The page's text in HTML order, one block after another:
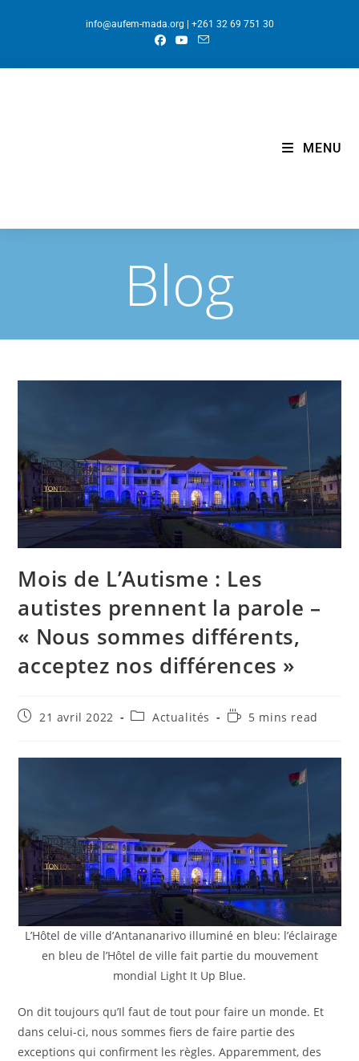
info@aufem-mada.org | +261 32 69 751 30
MENU
Blog
Mois de L’Autisme : Les
autistes prennent la parole –
« Nous sommes différents,
acceptez nos différences »
21 avril 2022 Actualités 5 mins read
L’Hôtel de ville d’Antananarivo illuminé en bleu: l’éclairage
en bleu de l’Hôtel de ville fait partie du mouvement
mondial Light It Up Blue.
On dit toujours qu’Il faut de tout pour faire un monde. Et
dans celui-ci, nous sommes fiers de faire partie des
exceptions qui confirment les règles. Apparemment, des